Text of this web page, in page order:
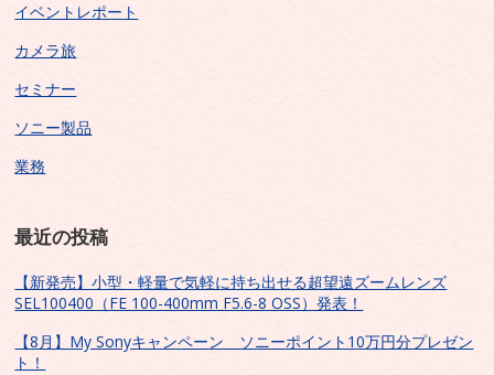
イベントレポート
カメラ旅
セミナー
ソニー製品
業務
最近の投稿
【新発売】小型・軽量で気軽に持ち出せる超望遠ズームレンズ
SEL100400（FE 100-400mm F5.6-8 OSS）発表！
【8月】My Sonyキャンペーン ソニーポイント10万円分プレゼン
ト！